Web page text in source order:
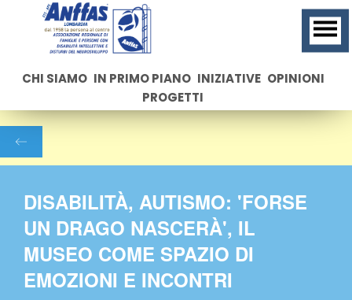
CHI SIAMO IN PRIMO PIANO INIZIATIVE OPINIONI
PROGETTI
DISABILITÀ, AUTISMO: 'FORSE
UN DRAGO NASCERÀ', IL
MUSEO COME SPAZIO DI
EMOZIONI E INCONTRI